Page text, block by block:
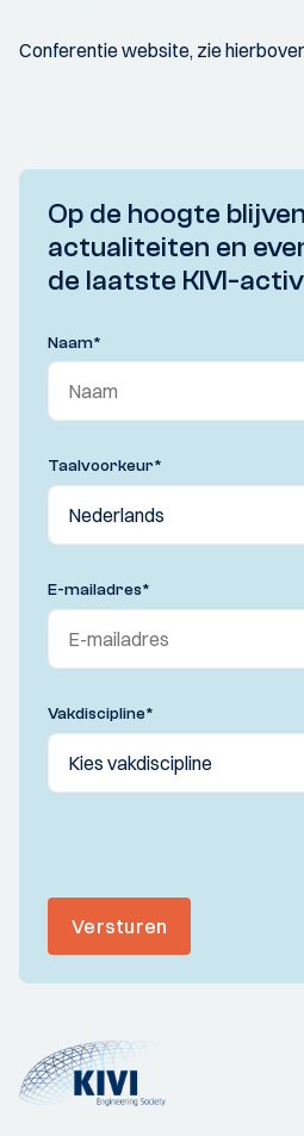
Conferentie website, zie
Op de hoogte
actualiteiten en
de laatste KIVI-
Naam*
Taalvoorkeur*
E-mailadres*
Vakdiscipline*
Versturen